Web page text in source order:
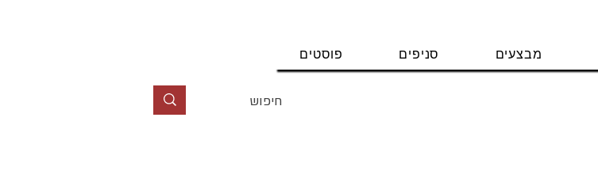
טל' 09-9564464 מבצעים סניפים פוסטים